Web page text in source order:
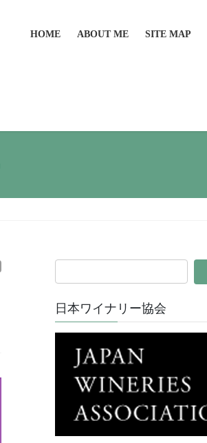
HOME ABOUT ME SITE MAP
日本ワイナリー協会